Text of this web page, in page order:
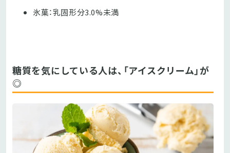
氷菓：乳固形分3.0%未満
糖質を気にしている人は、「アイスクリーム」が
◎